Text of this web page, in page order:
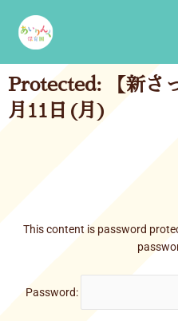
content
Protected: 【新さ
月11日(月)
This content is password
Password: